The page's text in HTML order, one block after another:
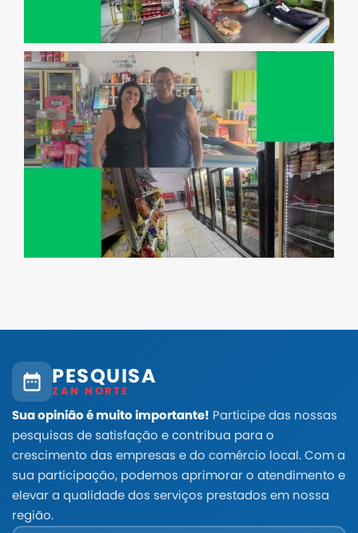
PESQUISA
ZAN NORTE
Sua opinião é muito importante! Participe das nossas
pesquisas de satisfação e contribua para o
crescimento das empresas e do comércio local. Com a
sua participação, podemos aprimorar o atendimento e
elevar a qualidade dos serviços prestados em nossa
região.